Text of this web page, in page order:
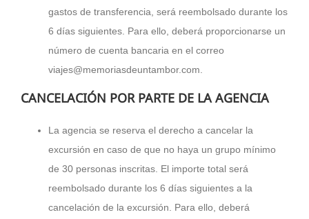
gastos de transferencia, será reembolsado durante los
6 días siguientes. Para ello, deberá proporcionarse un
número de cuenta bancaria en el correo
viajes@memoriasdeuntambor.com.
CANCELACIÓN POR PARTE DE LA AGENCIA
La agencia se reserva el derecho a cancelar la
excursión en caso de que no haya un grupo mínimo
de 30 personas inscritas. El importe total será
reembolsado durante los 6 días siguientes a la
cancelación de la excursión. Para ello, deberá